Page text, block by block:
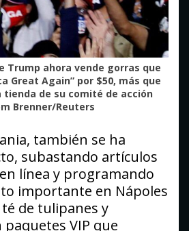
Trump ahora vende gorras que
Great Again” por $50, más que
tienda de su comité de acción
Brenner/Reuters
también se ha
subastando artículos
línea y programando
importante en Nápoles
de tulipanes y
VIP que